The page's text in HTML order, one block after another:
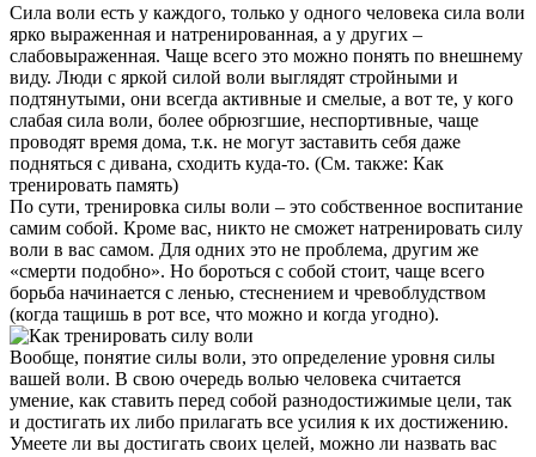
Сила воли есть у каждого, только у одного человека сила воли
ярко выраженная и натренированная, а у других –
слабовыраженная. Чаще всего это можно понять по внешнему
виду. Люди с яркой силой воли выглядят стройными и
подтянутыми, они всегда активные и смелые, а вот те, у кого
слабая сила воли, более обрюзгшие, неспортивные, чаще
проводят время дома, т.к. не могут заставить себя даже
подняться с дивана, сходить куда-то. (См. также: Как
тренировать память)
По сути, тренировка силы воли – это собственное воспитание
самим собой. Кроме вас, никто не сможет натренировать силу
воли в вас самом. Для одних это не проблема, другим же
«смерти подобно». Но бороться с собой стоит, чаще всего
борьба начинается с ленью, стеснением и чревоблудством
(когда тащишь в рот все, что можно и когда угодно).
Вообще, понятие силы воли, это определение уровня силы
вашей воли. В свою очередь волью человека считается
умение, как ставить перед собой разнодостижимые цели, так
и достигать их либо прилагать все усилия к их достижению.
Умеете ли вы достигать своих целей, можно ли назвать вас